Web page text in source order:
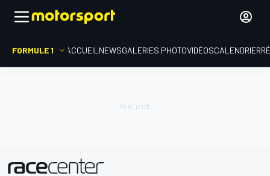
FORMULE 1 ACCUEIL NEWSGALERIES PHOTOVIDÉOSCALENDRIER